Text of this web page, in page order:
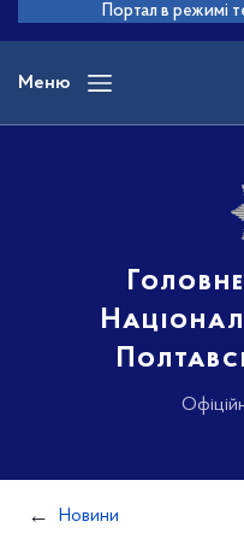
основного
вмісту
Портал в режимі
Меню
Новини